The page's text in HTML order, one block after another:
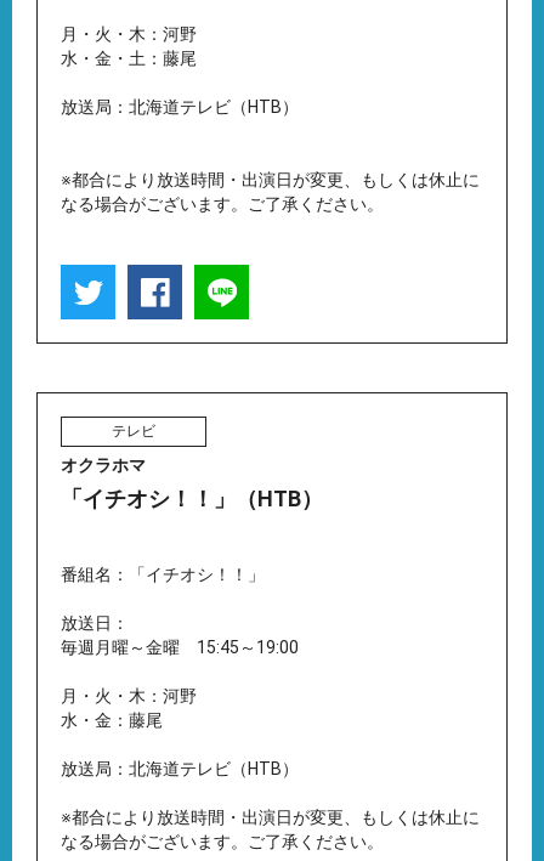
月・火・木：河野
水・金・土：藤尾
放送局：北海道テレビ（HTB）
※都合により放送時間・出演日が変更、もしくは休止に
なる場合がございます。ご了承ください。
テレビ
オクラホマ
「イチオシ！！」（HTB）
番組名：「イチオシ！！」
放送日：
毎週月曜～金曜 15:45～19:00
月・火・木：河野
水・金：藤尾
放送局：北海道テレビ（HTB）
※都合により放送時間・出演日が変更、もしくは休止に
なる場合がございます。ご了承ください。